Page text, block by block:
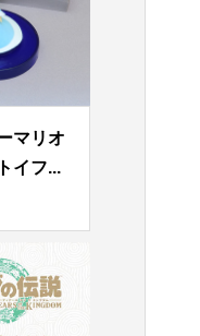
マリオ
イフ...